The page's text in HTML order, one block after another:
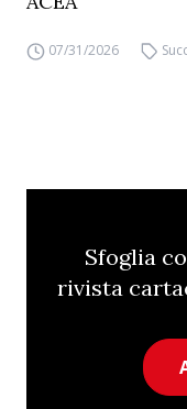
07/31/2026
Sfoglia
rivista